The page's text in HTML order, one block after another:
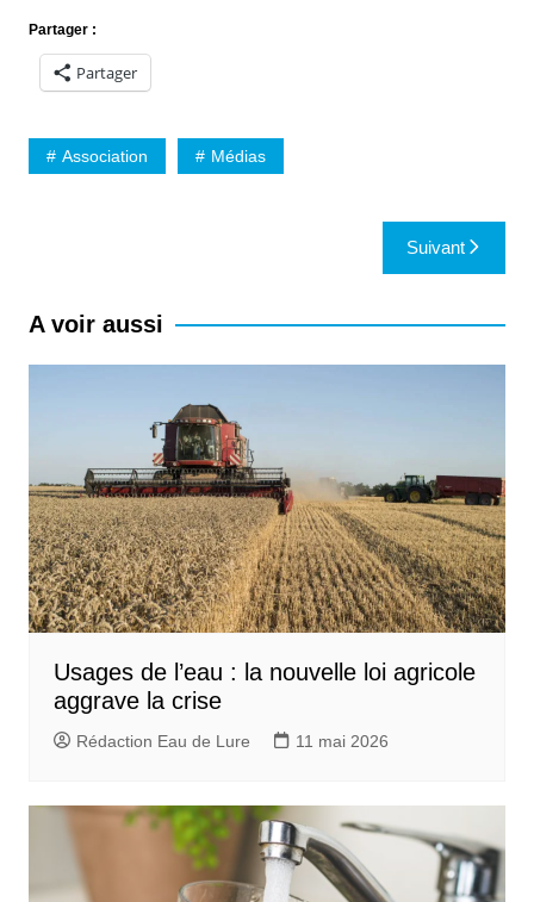
Partager :
Partager
Association Médias
l’article
Suivant
A voir aussi
Usages de l’eau : la nouvelle loi agricole
aggrave la crise
Rédaction Eau de Lure 11 mai 2026